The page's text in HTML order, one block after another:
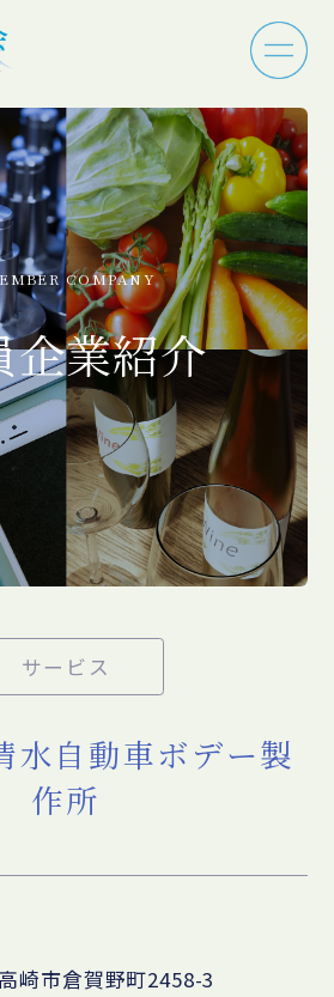
COMPANY
企業紹介
サービス
水自動車ボデー製
作所
崎市倉賀野町2458-3